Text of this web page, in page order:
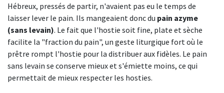
Hébreux, pressés de partir, n'avaient pas eu le temps de
laisser lever le pain. Ils mangeaient donc du pain azyme
(sans levain). Le fait que l'hostie soit fine, plate et sèche
facilite la "fraction du pain", un geste liturgique fort où le
prêtre rompt l'hostie pour la distribuer aux fidèles. Le pain
sans levain se conserve mieux et s'émiette moins, ce qui
permettait de mieux respecter les hosties.